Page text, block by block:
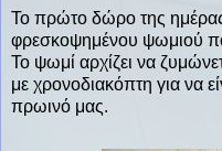
Το πρώτο δώρο της
φρεσκοψημένου ψωμιού
Το ψωμί αρχίζει να
με χρονοδιακόπτη για να
πρωινό μας.